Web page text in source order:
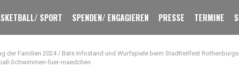
SPORT SPENDEN/ ENGAGIEREN PRESSE TERMINE
der Familien 2024 / Bats Infostand und Wurfspiele beim Stadtteilfest
Schwimmen-fuer-maedchen